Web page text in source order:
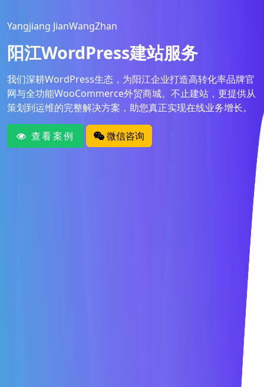
Yangjiang JianWangZhan
阳江WordPress建站服务
我们深耕WordPress生态，为阳江企业打造高转化率品牌官
网与全功能WooCommerce外贸商城。不止建站，更提供从
策划到运维的完整解决方案，助您真正实现在线业务增长。
查看案例 微信咨询